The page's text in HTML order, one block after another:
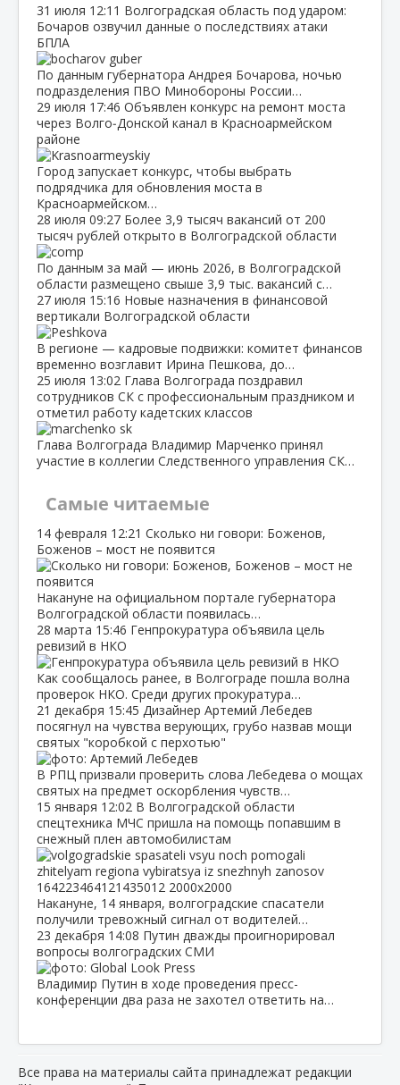
31 июля 12:11 Волгоградская область под ударом:
Бочаров озвучил данные о последствиях атаки
БПЛА
По данным губернатора Андрея Бочарова, ночью
подразделения ПВО Минобороны России…
29 июля 17:46 Объявлен конкурс на ремонт моста
через Волго‑Донской канал в Красноармейском
районе
Город запускает конкурс, чтобы выбрать
подрядчика для обновления моста в
Красноармейском…
28 июля 09:27 Более 3,9 тысяч вакансий от 200
тысяч рублей открыто в Волгоградской области
По данным за май — июнь 2026, в Волгоградской
области размещено свыше 3,9 тыс. вакансий с…
27 июля 15:16 Новые назначения в финансовой
вертикали Волгоградской области
В регионе — кадровые подвижки: комитет финансов
временно возглавит Ирина Пешкова, до…
25 июля 13:02 Глава Волгограда поздравил
сотрудников СК с профессиональным праздником и
отметил работу кадетских классов
Глава Волгограда Владимир Марченко принял
участие в коллегии Следственного управления СК…
Самые читаемые
14 февраля 12:21 Сколько ни говори: Боженов,
Боженов – мост не появится
Накануне на официальном портале губернатора
Волгоградской области появилась…
28 марта 15:46 Генпрокуратура объявила цель
ревизий в НКО
Как сообщалось ранее, в Волгограде пошла волна
проверок НКО. Среди других прокуратура…
21 декабря 15:45 Дизайнер Артемий Лебедев
посягнул на чувства верующих, грубо назвав мощи
святых "коробкой с перхотью"
В РПЦ призвали проверить слова Лебедева о мощах
святых на предмет оскорбления чувств…
15 января 12:02 В Волгоградской области
спецтехника МЧС пришла на помощь попавшим в
снежный плен автомобилистам
Накануне, 14 января, волгоградские спасатели
получили тревожный сигнал от водителей…
23 декабря 14:08 Путин дважды проигнорировал
вопросы волгоградских СМИ
Владимир Путин в ходе проведения пресс-
конференции два раза не захотел ответить на…
Все права на материалы сайта принадлежат редакции